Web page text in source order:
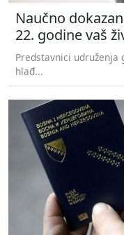
Naučno
22. godine vaš
Predstavnici udruženja
hlađ...